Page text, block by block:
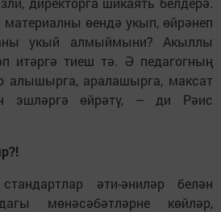
материалны өендә укып, өйрә­неп
укый алмыймыни? Акыллы
итәргә тиеш тә. Ә пе­да­гогның
алышырга, аралашырга, максат
эшләргә өй­рәтү, – ди Рәис
әти-әниләр белән
мөнәсәбәтләрне көй­ләр,